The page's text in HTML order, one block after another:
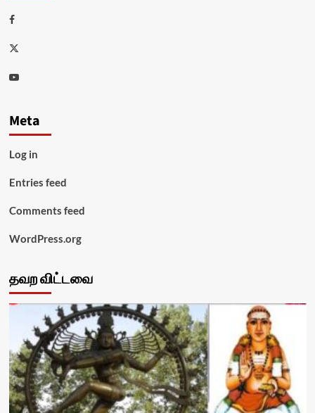
Facebook
Twitter
Youtube
Meta
Log in
Entries feed
Comments feed
WordPress.org
தவற விட்டவை